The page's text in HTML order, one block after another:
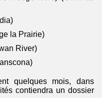
la Prairie)
River)
quelques mois, dans
contiendra un dossier